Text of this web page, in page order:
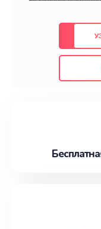
предлагаем
также
проведенных
наилучшим